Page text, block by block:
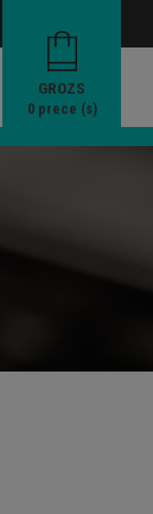
GROZS
0prece (s)